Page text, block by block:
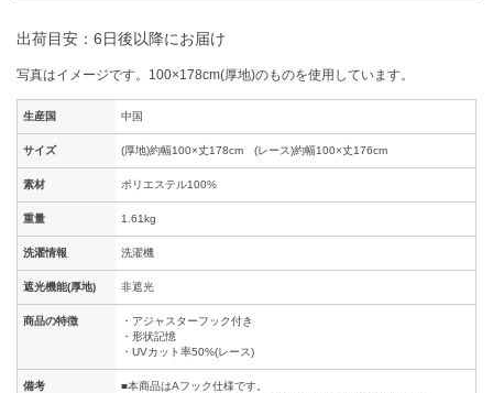
出荷目安：6日後以降にお届け
写真はイメージです。100×178cm(厚地)のものを使用しています。
生産国 中国
サイズ (厚地)約幅100×丈178cm (レース)約幅100×丈176cm
素材 ポリエステル100%
重量 1.61kg
洗濯情報 洗濯機
遮光機能(厚地) 非遮光
商品の特徴
・アジャスターフック付き
・形状記憶
・UVカット率50%(レース)
備考
■本商品はAフック仕様です。